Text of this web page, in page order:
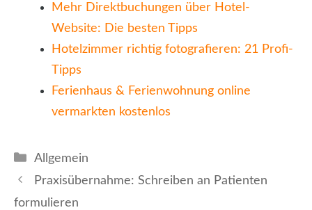
Mehr Direktbuchungen über Hotel-
Website: Die besten Tipps
Hotelzimmer richtig fotografieren: 21 Profi-
Tipps
Ferienhaus & Ferienwohnung online
vermarkten kostenlos
Kategorien
Allgemein
Praxisübernahme: Schreiben an Patienten
formulieren